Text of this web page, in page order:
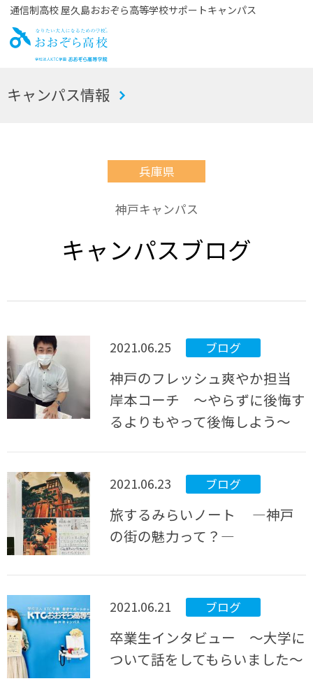
通信制高校 屋久島おおぞら高等学校サポートキャンパス
お
キャンパス情報
兵庫県
神戸キャンパス
キャンパスブログ
2021.06.25 ブログ
神戸のフレッシュ爽やか担当
岸本コーチ ～やらずに後悔す
るよりもやって後悔しよう～
2021.06.23 ブログ
旅するみらいノート ―神戸
の街の魅力って？―
2021.06.21 ブログ
卒業生インタビュー ～大学に
ついて話をしてもらいました～